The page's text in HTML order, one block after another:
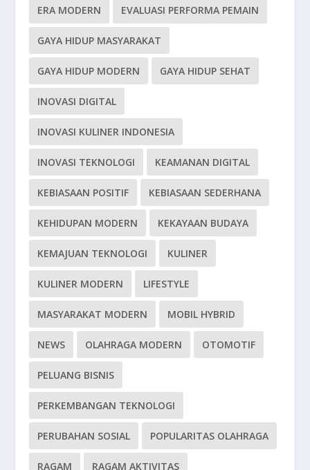
ERA MODERN EVALUASI PERFORMA PEMAIN
GAYA HIDUP MASYARAKAT
GAYA HIDUP MODERN GAYA HIDUP SEHAT
INOVASI DIGITAL
INOVASI KULINER INDONESIA
INOVASI TEKNOLOGI KEAMANAN DIGITAL
KEBIASAAN POSITIF KEBIASAAN SEDERHANA
KEHIDUPAN MODERN KEKAYAAN BUDAYA
KEMAJUAN TEKNOLOGI KULINER
KULINER MODERN LIFESTYLE
MASYARAKAT MODERN MOBIL HYBRID
NEWS OLAHRAGA MODERN OTOMOTIF
PELUANG BISNIS
PERKEMBANGAN TEKNOLOGI
PERUBAHAN SOSIAL POPULARITAS OLAHRAGA
RAGAM RAGAM AKTIVITAS